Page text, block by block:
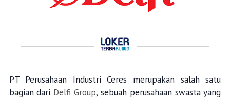
PT Perusahaan Industri Ceres merupakan salah satu
bagian dari Delfi Group, sebuah perusahaan swasta yang